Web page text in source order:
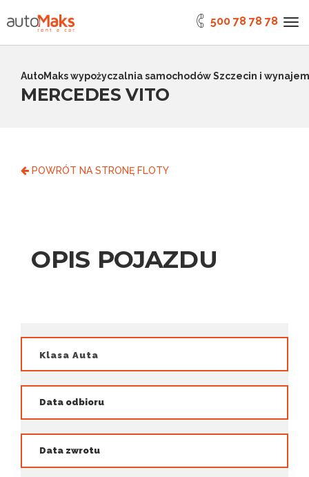
500 78 78 78
AutoMaks wypożyczalnia samochodów Szczecin i
MERCEDES VITO
POWRÓT NA STRONĘ FLOTY
OPIS POJAZDU